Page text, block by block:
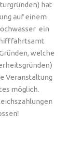
hat
auf einem
ein
welche
Veranstaltung
möglich.